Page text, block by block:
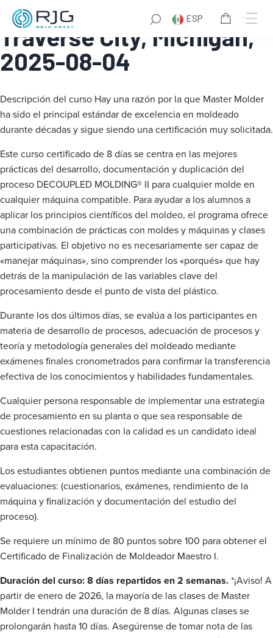
ESP
Master Molder® I:
Traverse City, Michigan,
2025-08-04
Descripción del curso Hay una razón por la que Master Molder
ha sido el principal estándar de excelencia en moldeado
durante décadas y sigue siendo una certificación muy solicitada.
Este curso certificado de 8 días se centra en las mejores
prácticas del desarrollo, documentación y duplicación del
proceso DECOUPLED MOLDING® II para cualquier molde en
cualquier máquina compatible. Para ayudar a los alumnos a
aplicar los principios científicos del moldeo, el programa ofrece
una combinación de prácticas con moldes y máquinas y clases
participativas. El objetivo no es necesariamente ser capaz de
«manejar máquinas», sino comprender los «porqués» que hay
detrás de la manipulación de las variables clave del
procesamiento desde el punto de vista del plástico.
Durante los dos últimos días, se evalúa a los participantes en
materia de desarrollo de procesos, adecuación de procesos y
teoría y metodología generales del moldeado mediante
exámenes finales cronometrados para confirmar la transferencia
efectiva de los conocimientos y habilidades fundamentales.
Cualquier persona responsable de implementar una estrategia
de procesamiento en su planta o que sea responsable de
cuestiones relacionadas con la calidad es un candidato ideal
para esta capacitación.
Los estudiantes obtienen puntos mediante una combinación de
evaluaciones: (cuestionarios, exámenes, rendimiento de la
máquina y finalización y documentación del estudio del
proceso).
Se requiere un mínimo de 80 puntos sobre 100 para obtener el
Certificado de Finalización de Moldeador Maestro I.
Duración del curso: 8 días repartidos en 2 semanas.*¡Aviso! A
partir de enero de 2026, la mayoría de las clases de Master
Molder I tendrán una duración de 8 días. Algunas clases se
prolongarán hasta 10 días. Asegúrense de tomar nota de las